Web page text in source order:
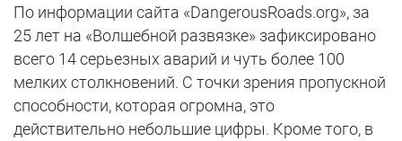
По информации сайта «DangerousRoads.org», за
25 лет на «Волшебной развязке» зафиксировано
всего 14 серьезных аварий и чуть более 100
мелких столкновений. С точки зрения пропускной
способности, которая огромна, это
действительно небольшие цифры. Кроме того, в